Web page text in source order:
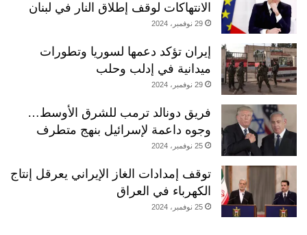
الانتهاكات لوقف إطلاق النار في لبنان
29 نوفمبر، 2024
إيران تؤكد دعمها لسوريا وتطورات
ميدانية في إدلب وحلب
29 نوفمبر، 2024
فريق دونالد ترمب للشرق الأوسط…
وجوه داعمة لإسرائيل بنهج متطرف
25 نوفمبر، 2024
توقف إمدادات الغاز الإيراني يعرقل إنتاج
الكهرباء في العراق
25 نوفمبر، 2024